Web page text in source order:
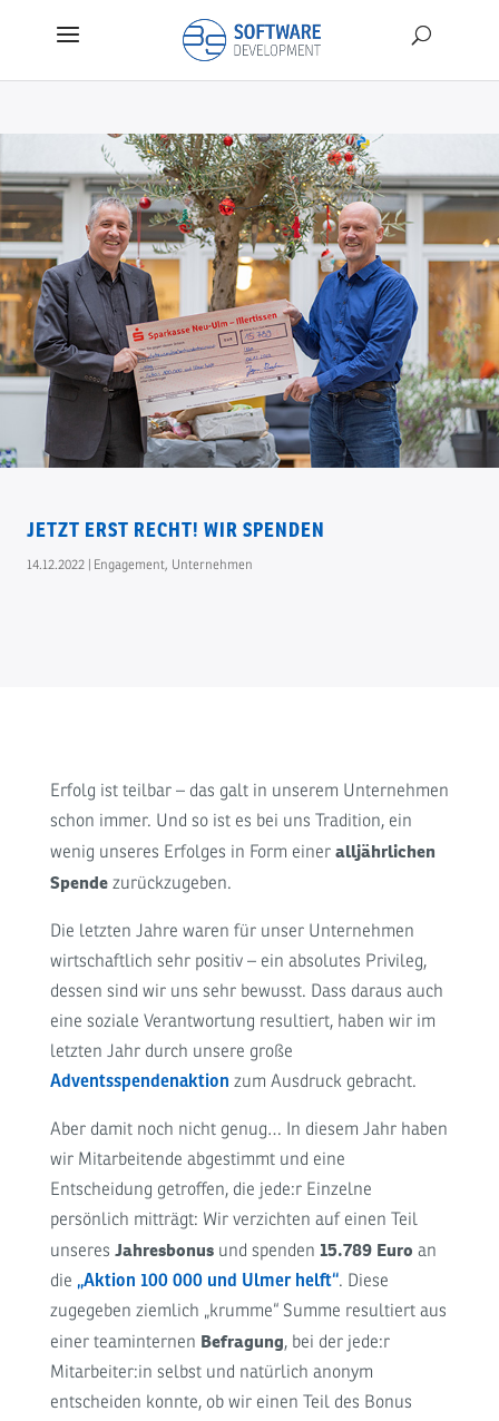
JETZT ERST RECHT! WIR SPENDEN
14.12.2022 Engagement, Unternehmen
Erfolg ist teilbar – das galt in unserem Unternehmen
schon immer. Und so ist es bei uns Tradition, ein
wenig unseres Erfolges in Form einer alljährlichen
Spende zurückzugeben.
Die letzten Jahre waren für unser Unternehmen
wirtschaftlich sehr positiv – ein absolutes Privileg,
dessen sind wir uns sehr bewusst. Dass daraus auch
eine soziale Verantwortung resultiert, haben wir im
letzten Jahr durch unsere große
Adventsspendenaktion zum Ausdruck gebracht.
Aber damit noch nicht genug… In diesem Jahr haben
wir Mitarbeitende abgestimmt und eine
Entscheidung getroffen, die jede:r Einzelne
persönlich mitträgt: Wir verzichten auf einen Teil
unseres Jahresbonusund spenden 15.789 Euro an
die „Aktion 100 000 und Ulmer helft“. Diese
zugegeben ziemlich „krumme“ Summe resultiert aus
einer teaminternen Befragung, bei der jede:r
Mitarbeiter:in selbst und natürlich anonym
entscheiden konnte, ob wir einen Teil des Bonus